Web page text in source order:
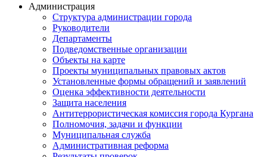
Администрация
Структура администрации города
Руководители
Департаменты
Подведомственные организации
Объекты на карте
Проекты муниципальных правовых актов
Установленные формы обращений и заявлений
Оценка эффективности деятельности
Защита населения
Антитеррористическая комиссия города Кургана
Полномочия, задачи и функции
Муниципальная служба
Административная реформа